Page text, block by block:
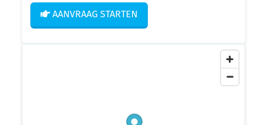
AANVRAAG STARTEN